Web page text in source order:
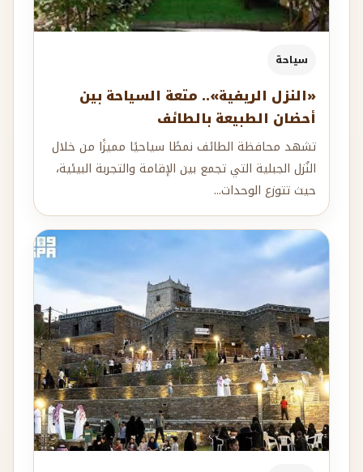
سياحة
«النزل الريفية».. متعة السياحة بين
أحضان الطبيعة بالطائف
تشهد محافظة الطائف نمطًا سياحيًا مميزًا من خلال
النُزل الجبلية التي تجمع بين الإقامة والتجربة البيئية،
حيث تتوزع الوحدات...